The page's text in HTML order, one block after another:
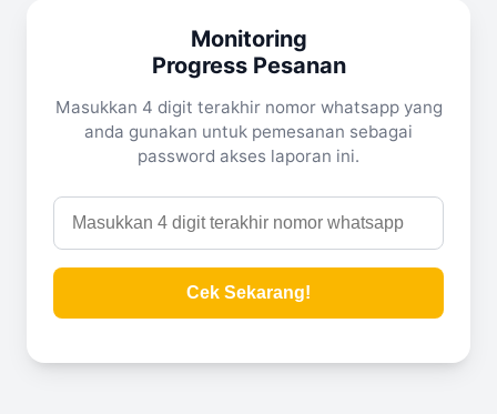
Monitoring
Progress Pesanan
Masukkan 4 digit terakhir nomor whatsapp yang
anda gunakan untuk pemesanan sebagai
password akses laporan ini.
Cek Sekarang!